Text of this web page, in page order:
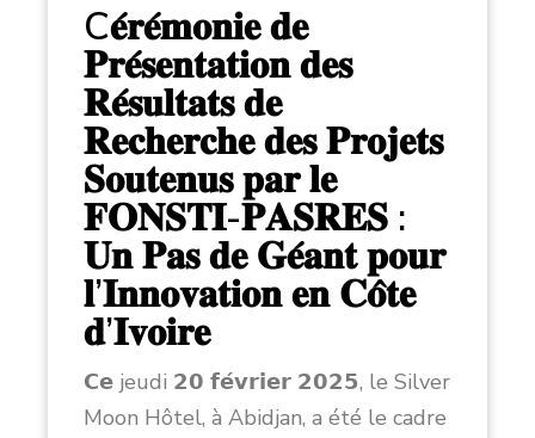
C𝐞́𝐫𝐞́𝐦𝐨𝐧𝐢𝐞 𝐝𝐞
𝐏𝐫𝐞́𝐬𝐞𝐧𝐭𝐚𝐭𝐢𝐨𝐧 𝐝𝐞𝐬
𝐑𝐞́𝐬𝐮𝐥𝐭𝐚𝐭𝐬 𝐝𝐞
𝐑𝐞𝐜𝐡𝐞𝐫𝐜𝐡𝐞 𝐝𝐞𝐬 𝐏𝐫𝐨𝐣𝐞𝐭𝐬
𝐒𝐨𝐮𝐭𝐞𝐧𝐮𝐬 𝐩𝐚𝐫 𝐥𝐞
𝐅𝐎𝐍𝐒𝐓𝐈-𝐏𝐀𝐒𝐑𝐄𝐒 :
𝐔𝐧 𝐏𝐚𝐬 𝐝𝐞 𝐆𝐞́𝐚𝐧𝐭 𝐩𝐨𝐮𝐫
𝐥’𝐈𝐧𝐧𝐨𝐯𝐚𝐭𝐢𝐨𝐧 𝐞𝐧 𝐂𝐨̂𝐭𝐞
𝐝’𝐈𝐯𝐨𝐢𝐫𝐞
𝗖𝗲 jeudi 𝟮𝟬 𝗳𝗲́𝘃𝗿𝗶𝗲𝗿 𝟮𝟬𝟮𝟱, le Silver
Moon Hôtel, à Abidjan, a été le cadre